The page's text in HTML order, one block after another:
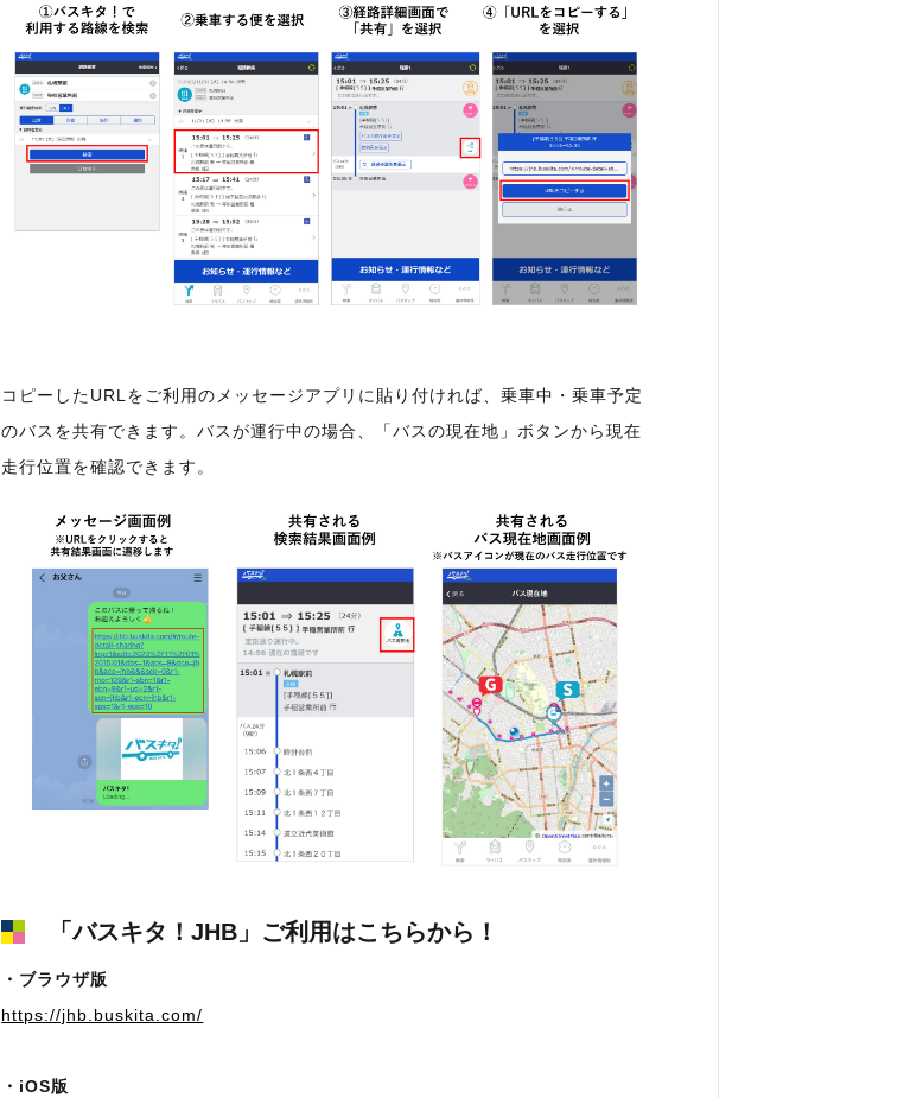
コピーしたURLをご利用のメッセージアプリに貼り付ければ、乗車中・乗車予定
のバスを共有できます。バスが運行中の場合、「バスの現在地」ボタンから現在
走行位置を確認できます。
「バスキタ！JHB」ご利用はこちらから！
・ブラウザ版
https://jhb.buskita.com/
・iOS版